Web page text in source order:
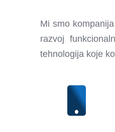
Mi smo
razvoj
tehnologija koje